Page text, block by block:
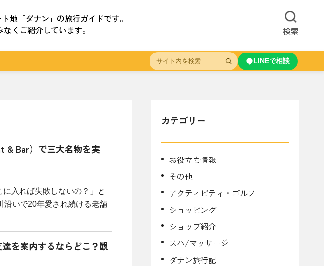
地「ダナン」の旅行ガイドです。
くご紹介しています。
検索
LINEで相談
& Bar）で三大名物を実
入れば失敗しないの？」と
沿いで20年愛され続ける老舗
達を案内するならどこ？観
カテゴリー
お役立ち情報
その他
アクティビティ・ゴルフ
ショッピング
ショップ紹介
スパ/マッサージ
ダナン旅行記